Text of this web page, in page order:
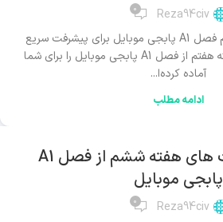
Reza94civ
0
ماموریت های هفته هفتم فصل A1 پابجی موبایل برای پیشرفت سریع
ترجمه ماموریت های هفته هفتم از فصل A1 پابجی موبایل را برای شما
آماده کرده‌ا...
ادامه مطلب
ترجمه ماموریت های هفته ششم از فصل A1
پابجی موبایل
Reza94civ
0